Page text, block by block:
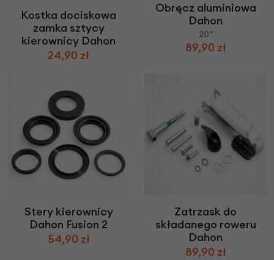
Kostka dociskowa
zamka sztycy
kierownicy Dahon
24,90 zł
Obręcz aluminiowa
Dahon
20"
89,90 zł
Stery kierownicy
Dahon Fusion 2
54,90 zł
Zatrzask do
składanego roweru
Dahon
89,90 zł